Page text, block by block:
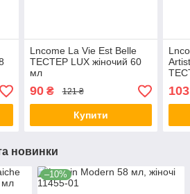
Lncome La Vie Est Belle
ТЕСТЕР LUX жіночий 60
мл
90₴ 121 ₴
Купити
мл
103
новинки
–10%